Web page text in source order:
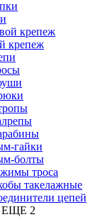
крепеж
гайки
болты
троса
такелажные
цепей
2